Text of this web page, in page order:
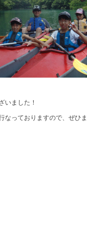
いました！
なっておりますので、ぜひ